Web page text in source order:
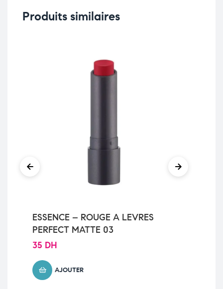
Produits similaires
ESSENCE – ROUGE A LEVRES
PERFECT MATTE 03
35 DH
AJOUTER